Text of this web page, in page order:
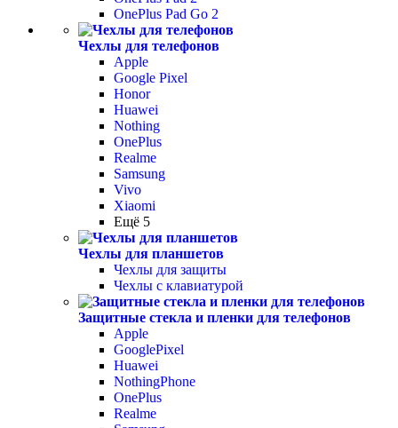
OnePlus Pad Go 2
Чехлы для телефонов
Apple
Google Pixel
Honor
Huawei
Nothing
OnePlus
Realme
Samsung
Vivo
Xiaomi
Ещё 5
Чехлы для планшетов
Чехлы для защиты
Чехлы с клавиатурой
Защитные стекла и пленки для телефонов
Apple
GooglePixel
Huawei
NothingPhone
OnePlus
Realme